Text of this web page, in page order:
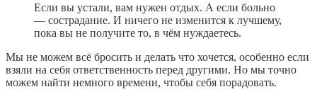
Если вы устали, вам нужен отдых. А если больно
— сострадание. И ничего не изменится к лучшему,
пока вы не получите то, в чём нуждаетесь.
Мы не можем всё бросить и делать что хочется, особенно если
взяли на себя ответственность перед другими. Но мы точно
можем найти немного времени, чтобы себя порадовать.